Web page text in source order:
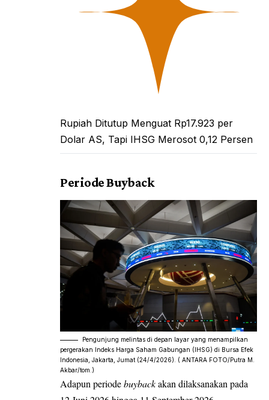
Rupiah Ditutup Menguat Rp17.923 per
Dolar AS, Tapi IHSG Merosot 0,12 Persen
Periode Buyback
Pengunjung melintas di depan layar yang menampilkan
pergerakan Indeks Harga Saham Gabungan (IHSG) di Bursa Efek
Indonesia, Jakarta, Jumat (24/4/2026). ( ANTARA FOTO/Putra M.
Akbar/tom.)
Adapun periodebuybackakan dilaksanakan pada